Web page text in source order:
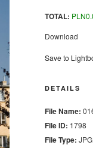
TOTAL: PLN
Download
Save to
DETAILS
File Name:
File ID: 1798
File Type: